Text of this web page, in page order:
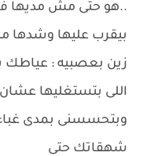
..هو حتى مش مديها
بيقرب عليها وشدها
زين بعصبيه : عياطك
اللى بتستغليها
وبتحسسنى بمدى
شهقاتك حتى